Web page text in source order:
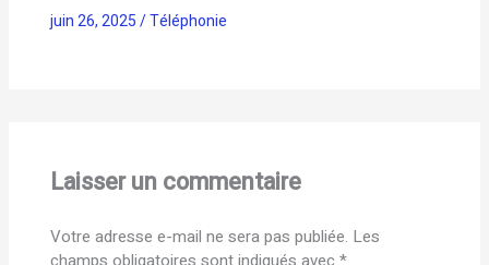
juin 26, 2025/Téléphonie
Laisser un commentaire
Votre adresse e-mail ne sera pas publiée. Les